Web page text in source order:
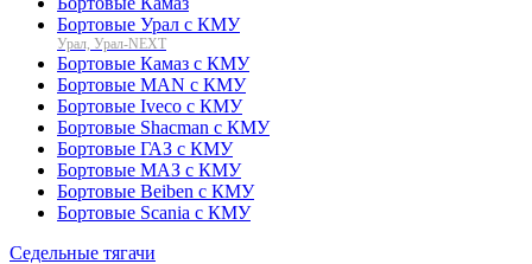
Бортовые Урал с КМУ
Урал, Урал-NEXT
Бортовые Камаз с КМУ
Бортовые MAN с КМУ
Бортовые Iveco с КМУ
Бортовые Shacman с КМУ
Бортовые ГАЗ с КМУ
Бортовые МАЗ с КМУ
Бортовые Beiben с КМУ
Бортовые Scania с КМУ
Седельные тягачи